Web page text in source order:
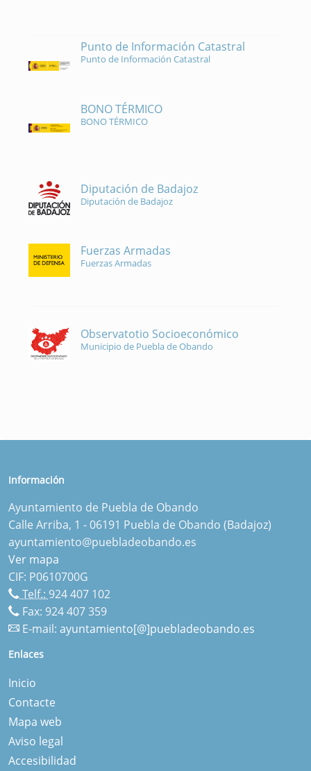
Punto de Información Catastral
Punto de Información Catastral
BONO TÉRMICO
BONO TÉRMICO
Diputación de Badajoz
Diputación de Badajoz
Fuerzas Armadas
Fuerzas Armadas
Observatotio Socioeconómico
Municipio de Puebla de Obando
Información
Ayuntamiento de Puebla de Obando
Calle Arriba, 1 - 06191 Puebla de Obando (Badajoz)
ayuntamiento@puebladeobando.es
Ver mapa
CIF: P0610700G
Telf.: 924 407 102
Fax: 924 407 359
E-mail: ayuntamiento[@]puebladeobando.es
Enlaces
Inicio
Contacte
Mapa web
Aviso legal
Accesibilidad